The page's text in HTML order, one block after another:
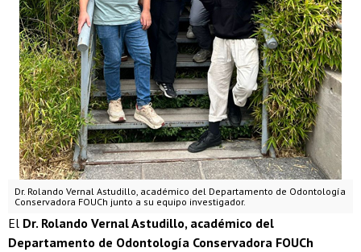
Dr. Rolando Vernal Astudillo, académico del Departamento de Odontología
Conservadora FOUCh junto a su equipo investigador.
El Dr. Rolando Vernal Astudillo, académico del
Departamento de Odontología Conservadora FOUCh